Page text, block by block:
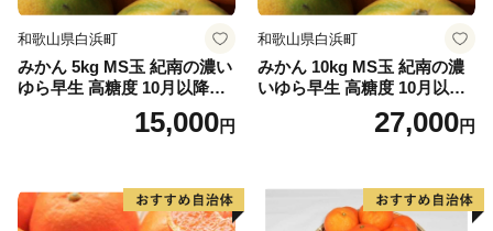
和歌山県白浜町
みかん 5kg MS玉 紀南の濃い
ゆら早生 高糖度 10月以降発
送 マルチ被覆栽培15,000円
和歌山県白浜町
みかん 10kg MS玉 紀南の濃
いゆら早生 高糖度 10月以降
発送 マルチ被覆栽培27,000円